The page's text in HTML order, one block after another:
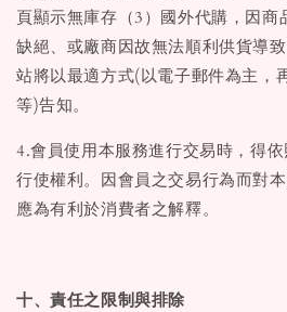
頁顯示無庫存（3）國外代購，因商
缺絕、或廠商因故無法順利供貨導
站將以最適方式(以電子郵件為主，
等)告知。
4.會員使用本服務進行交易時，得
行使權利。因會員之交易行為而對
應為有利於消費者之解釋。
十、責任之限制與排除